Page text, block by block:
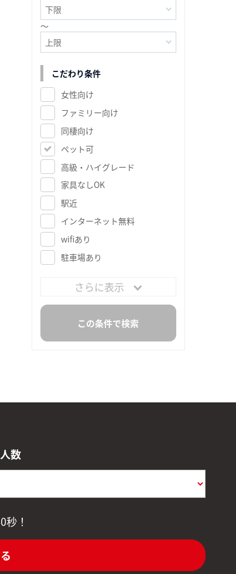
～
こだわり条件
女性向け
ファミリー向け
同棲向け
ペット可
高級・ハイグレード
家具なしOK
駅近
インターネット無料
wifiあり
駐車場あり
さらに表示
数
！